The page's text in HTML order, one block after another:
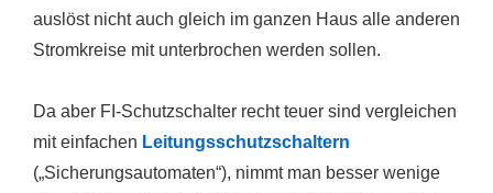
auslöst nicht auch gleich im ganzen Haus alle anderen
Stromkreise mit unterbrochen werden sollen.
Da aber FI-Schutzschalter recht teuer sind vergleichen
mit einfachen Leitungsschutzschaltern
(„Sicherungsautomaten“), nimmt man besser wenige